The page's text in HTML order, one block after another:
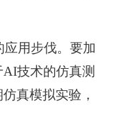
用步伐。 要加
技术的仿真测
真模拟实验，